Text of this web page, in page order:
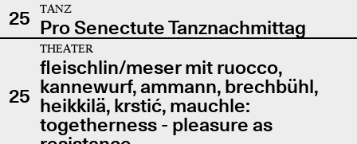
25
TANZ
Pro Senectute Tanznachmittag
25
THEATER
fleischlin/meser mit ruocco,
kannewurf, ammann, brechbühl,
heikkilä, krstić, mauchle:
togetherness - pleasure as